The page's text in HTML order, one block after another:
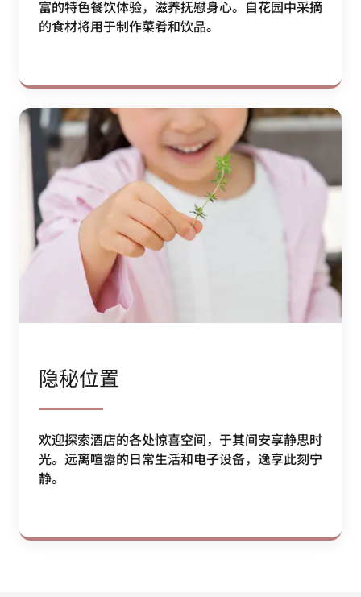
富的特色餐饮体验，滋养抚慰身心。自花园中采摘
的食材将用于制作菜肴和饮品。
隐秘位置
欢迎探索酒店的各处惊喜空间，于其间安享静思时
光。远离喧嚣的日常生活和电子设备，逸享此刻宁
静。